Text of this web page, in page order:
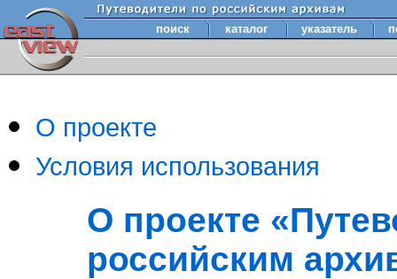
поиск каталог указатель
О проекте
Условия использования
О проекте
российским